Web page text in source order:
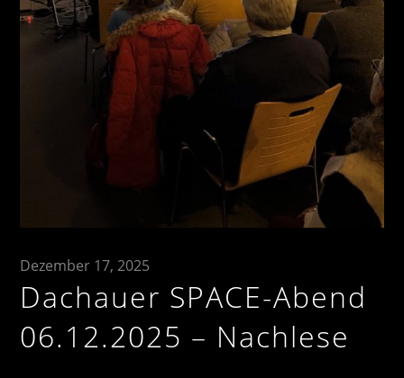
Dezember 17, 2025
Dachauer SPACE-Abend
06.12.2025 – Nachlese